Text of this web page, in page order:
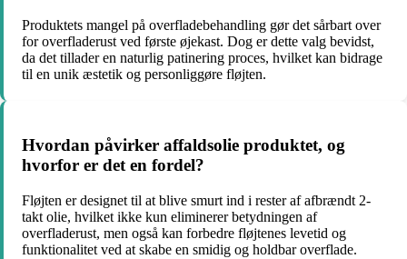
Produktets mangel på overfladebehandling gør det sårbart over
for overfladerust ved første øjekast. Dog er dette valg bevidst,
da det tillader en naturlig patinering proces, hvilket kan bidrage
til en unik æstetik og personliggøre fløjten.
Hvordan påvirker affaldsolie produktet, og
hvorfor er det en fordel?
Fløjten er designet til at blive smurt ind i rester af afbrændt 2-
takt olie, hvilket ikke kun eliminerer betydningen af
overfladerust, men også kan forbedre fløjtenes levetid og
funktionalitet ved at skabe en smidig og holdbar overflade.